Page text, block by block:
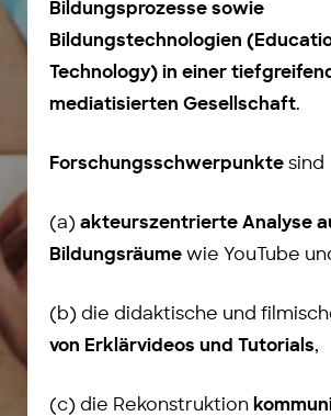
Bildungsprozesse sowie
Bildungstechnologien
Technology) in einer
mediatisierten Gesellschaft.
Forschungsschwerpunkte sind
(a) akteurszentrierte Analyse
Bildungsräume wie YouTube
(b) die didaktische und
von Erklärvideos und Tutorials,
(c) die Rekonstruktion